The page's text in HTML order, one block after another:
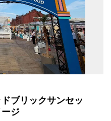
ブリックサンセッ
ージ